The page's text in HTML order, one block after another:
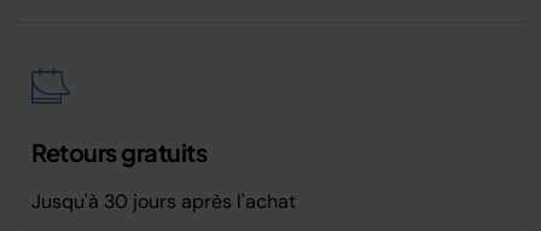
Retours gratuits
Jusqu'à 30 jours après l'achat